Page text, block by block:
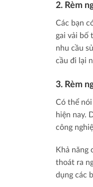
2. Rèm
Các bạn
gai vải bố
nhu cầu
cầu đi lại
3. Rèm
Có thể
hiện nay.
công
Khả năng
thoát ra
dụng các